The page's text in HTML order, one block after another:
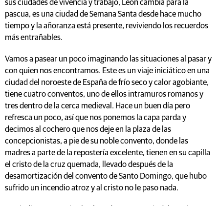
sus ciudades de vivencia y trabajo, León cambia para la
pascua, es una ciudad de Semana Santa desde hace mucho
tiempo y la añoranza está presente, reviviendo los recuerdos
más entrañables.
Vamos a pasear un poco imaginando las situaciones al pasar y
con quien nos encontramos. Este es un viaje iniciático en una
ciudad del noroeste de España de frío seco y calor agobiante,
tiene cuatro conventos, uno de ellos intramuros romanos y
tres dentro de la cerca medieval. Hace un buen día pero
refresca un poco, así que nos ponemos la capa parda y
decimos al cochero que nos deje en la plaza de las
concepcionistas, a pie de su noble convento, donde las
madres a parte de la repostería excelente, tienen en su capilla
el cristo de la cruz quemada, llevado después de la
desamortización del convento de Santo Domingo, que hubo
sufrido un incendio atroz y al cristo no le paso nada.